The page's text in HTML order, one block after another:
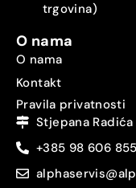
trgovina)
O nama
O nama
Kontakt
Pravila privatnosti
Stjepana
+385 98 606 855